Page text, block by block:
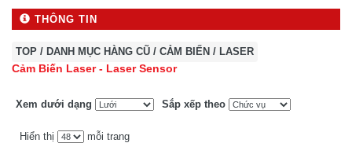
THÔNG TIN
TOP / DANH MỤC HÀNG CŨ / CẢM BIẾN / LASER
Cảm Biến Laser - Laser Sensor
Xem dưới dạng Sắp xếp theo
Hiển thị mỗi trang